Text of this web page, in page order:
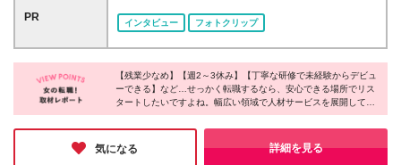
けたい方
+各種手当 ※年齢・スキル・経験を考慮の上、スター
100％支給
行直帰となります ≪積極採用エリア≫ 【東京】 六本
木一丁目、浅草橋、茅場町、虎ノ門、日本橋 【神奈
川】 横浜 【愛知】 名古屋、上前津、伏見、久屋大
通、栄 【大阪】 梅田、淀屋橋・肥後橋、福島、江坂
【福岡】 博多、祇園、東比恵、中洲川端、天神、赤
坂 【北海道・東北】 札幌 ≪本社≫ 東京都新宿区新宿
3-1-24 京王新宿三丁目ビル3階 ※この求人は無期雇用
社の社員としての雇用となり、 給与や福利厚生など
の制度は当社の規定が適用されます。 そのため、長
PR
インタビュー フォトクリップ
【残業少なめ】【週2～3休み】【丁寧な研修で未経験からデビュ
ーできる】など…せっかく転職するなら、安心できる場所でリス
タートしたいですよね。幅広い領域で人材サービスを展開してい
る同社では、充実した休日休暇や残業時間の削減によって働きや
すい環境を作っているのだとか！東証プライム上場企業グループ
としての安定性も同社の魅力。新たな一歩を踏み出す場所にぴっ
たりではないでしょうか。
気になる 詳細を見る